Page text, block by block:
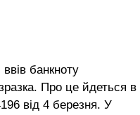
банкноту
Про це йдеть­ся в
від 4 березня. У